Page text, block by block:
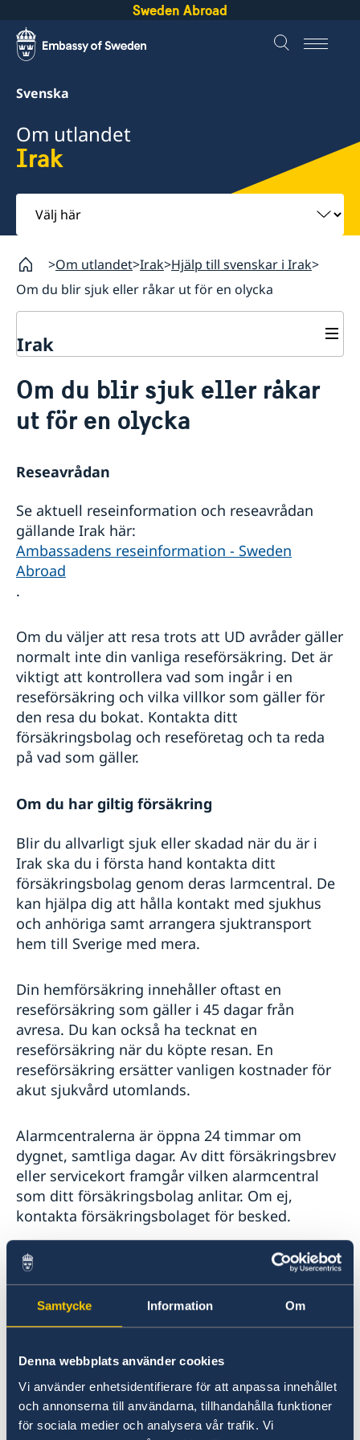
Samtycke Information Om
Denna webbplats använder cookies
Vi använder enhetsidentifierare för att anpassa innehållet
och annonserna till användarna, tillhandahålla funktioner
för sociala medier och analysera vår trafik. Vi
Sweden Abroad
Svenska
Om utlandet
Irak
Välj
här
Om utlandet Irak Hjälp till svenskar i Irak
Om du blir sjuk eller råkar ut för en olycka
Irak
Hjälp till svenskar i Irak
Rösta i Irak
Förlust av pass i Irak
Nationellt ID-kort
Samordningsnummer
Familjerelaterat tvång
Frihetsberövad i utlandet
Legaliseringar och notarius publicus
Om du blir sjuk eller råkar ut för en olycka
Dödsfall
Gifta sig utomlands
Ambassadens reseinformation
Aktuella händelser
Allmänna säkerhetsläget
Terrorism
Naturförhållanden och katastrofer
In- och utresebestämmelser
Hälso- och sjukvård
Lokala lagar och sedvänjor
Trafiksäkerhet
Inför resan
Se till att vara försäkrad
Behöver jag visum?
Pass och ID-kort
Service för svenska företag
Handel med utlandet
Om du blir sjuk eller råkar
ut för en olycka
Reseavrådan
Se aktuell reseinformation och reseavrådan
gällande Irak här:
Ambassadens reseinformation - Sweden
Abroad
.
Om du väljer att resa trots att UD avråder gäller
normalt inte din vanliga reseförsäkring. Det är
viktigt att kontrollera vad som ingår i en
reseförsäkring och vilka villkor som gäller för
den resa du bokat. Kontakta ditt
försäkringsbolag och reseföretag och ta reda
på vad som gäller.
Om du har giltig försäkring
Blir du allvarligt sjuk eller skadad när du är i
Irak ska du i första hand kontakta ditt
försäkringsbolag genom deras larmcentral. De
kan hjälpa dig att hålla kontakt med sjukhus
och anhöriga samt arrangera sjuktransport
hem till Sverige med mera.
Din hemförsäkring innehåller oftast en
reseförsäkring som gäller i 45 dagar från
avresa. Du kan också ha tecknat en
reseförsäkring när du köpte resan. En
reseförsäkring ersätter vanligen kostnader för
akut sjukvård utomlands.
Alarmcentralerna är öppna 24 timmar om
dygnet, samtliga dagar. Av ditt försäkringsbrev
eller servicekort framgår vilken alarmcentral
som ditt försäkringsbolag anlitar. Om ej,
kontakta försäkringsbolaget för besked.
SOS International A/S
Nitivej 6 DK-2000
Fredriksberg Tel: +45 70 10 50 55
Larmcentralen: +45 70 10 50 50
Fax: +45 70 10
50 56E-post:sos@sos.eu
Falck Global AssistanceMejerivägen 9, Box
44024 SE-100 73 Stockholm Tel: + 46 8 587 717
17 Fax: + 46 8 505 939 13 E-post:
fga@falck.com